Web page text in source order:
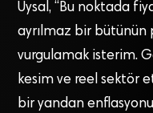
Uysal, “Bu noktada
ayrılmaz bir bütünün
vurgulamak isterim.
kesim ve reel sektör
bir yandan